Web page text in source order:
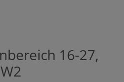
16-27,